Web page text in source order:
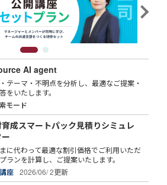
AI agent
テーマ・不明点を分析し、最適なご提案・
をいたします。
モード
育成スマートパック見積りシミュレ
に代わって最適な割引価格でご利用いただ
ランを計算し、ご提案いたします。
座
2026/06/ 2更新